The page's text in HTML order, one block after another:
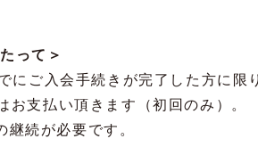
って＞
にご入会手続きが完了した方に限
お支払い頂きます（初回のみ）。
継続が必要です。